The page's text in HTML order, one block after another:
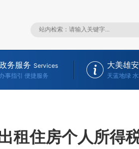
务服务 Services
办事指引 便捷服务
大美雄安
天蓝地绿
租住房个人所得